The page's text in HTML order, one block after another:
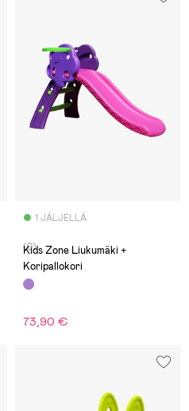
1 JÄLJELLÄ
(0)
Kids Zone Liukumäki +
Koripallokori
73,90 €